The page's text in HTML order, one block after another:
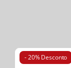
- 20% Desconto